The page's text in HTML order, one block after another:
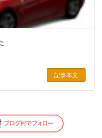
記事本文